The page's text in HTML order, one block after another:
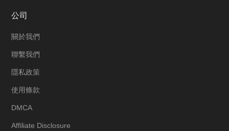
公司
關於我們
聯繫我們
隱私政策
使用條款
DMCA
Affiliate Disclosure